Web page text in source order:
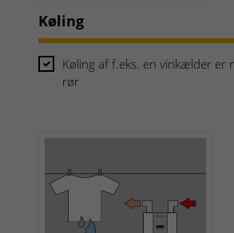
Køling
Køling af f.eks. en vinkælder er
rør